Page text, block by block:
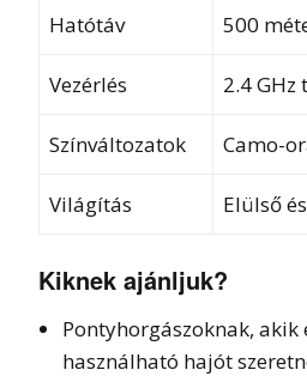
Hatótáv 500
Vezérlés 2.4
Színváltozatok Camo-
Világítás Elülső
Kiknek ajánljuk?
Pontyhorgászoknak, akik
használható hajót